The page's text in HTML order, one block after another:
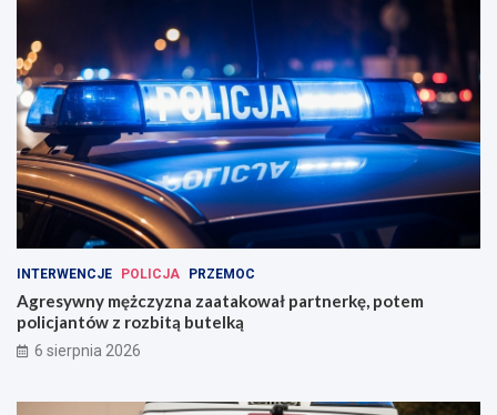
INTERWENCJE POLICJA PRZEMOC
Agresywny mężczyzna zaatakował partnerkę, potem
policjantów z rozbitą butelką
6 sierpnia 2026